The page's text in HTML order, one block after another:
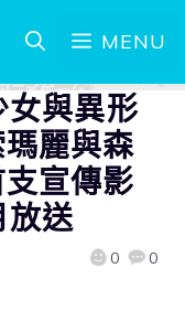
MENU
女與異形
麗與森
宣傳影
送
0 0